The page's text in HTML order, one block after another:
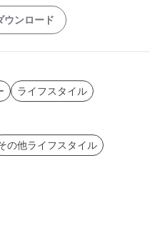
ウンロード
ライフスタイル
の他ライフスタイル